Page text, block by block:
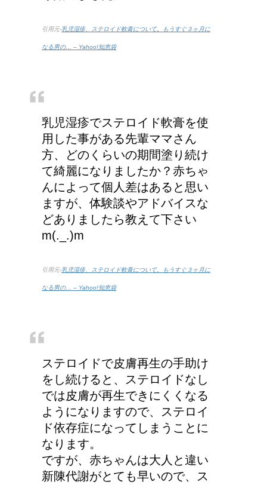
引用元-乳児湿疹、ステロイド軟膏について。もうすぐ３ヶ月に
なる男の… – Yahoo!知恵袋
乳児湿疹でステロイド軟膏を使
用した事がある先輩ママさん
方、どのくらいの期間塗り続け
て綺麗になりましたか？赤ちゃ
んによって個人差はあると思い
ますが、体験談やアドバイスな
どありましたら教えて下さい
m(._.)m
引用元-乳児湿疹、ステロイド軟膏について。もうすぐ３ヶ月に
なる男の… – Yahoo!知恵袋
ステロイドで皮膚再生の手助け
をし続けると、ステロイドなし
では皮膚が再生できにくくなる
ようになりますので、ステロイ
ド依存症になってしまうことに
なります。
ですが、赤ちゃんは大人と違い
新陳代謝がとても早いので、ス